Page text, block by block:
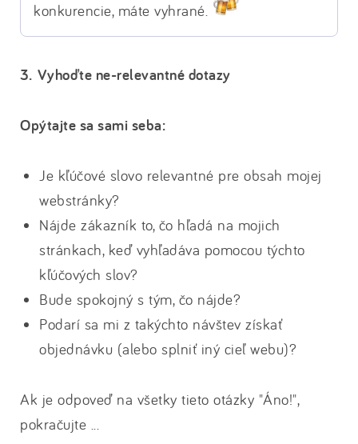
konkurencie, máte vyhrané.
3. Vyhoďte ne-relevantné dotazy
Opýtajte sa sami seba:
Je kľúčové slovo relevantné pre obsah mojej
webstránky?
Nájde zákazník to, čo hľadá na mojich
stránkach, keď vyhľadáva pomocou týchto
kľúčových slov?
Bude spokojný s tým, čo nájde?
Podarí sa mi z takýchto návštev získať
objednávku (alebo splniť iný cieľ webu)?
Ak je odpoveď na všetky tieto otázky "Áno!",
pokračujte ...